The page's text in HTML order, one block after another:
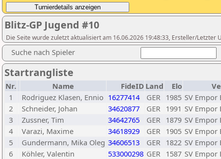
Blitz-GP Jugend #10
Die Seite wurde zuletzt aktualisiert am 16.06.2026 19:48:33, Ersteller/Letzter
Suche nach Spieler
Startrangliste
Nr. Name FideID Land Elo
1
Rodriguez Klasen, Ennio 16277414 GER 1985 SV Empor
2
Schneider, Johan 34620877 GER 1991 SV Empor
3
Zussner, Tim 34642765 GER 1879 SV Empor
4
Varazi, Maxime 34618929 GER 1905 SV Empor
5
Gundermann, Mika Oleg 34606513 GER 1822 SV Empor
6
Köhler, Valentin 533000298 GER 1587 SV Empor